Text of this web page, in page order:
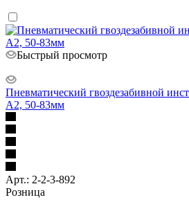
Быстрый просмотр
Пневматический гвоздезабивной
A2, 50-83мм
Арт.: 2-2-3-892
Розница